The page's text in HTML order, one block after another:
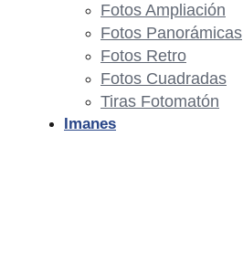
Fotos Ampliación
Fotos Panorámicas
Fotos Retro
Fotos Cuadradas
Tiras Fotomatón
Imanes